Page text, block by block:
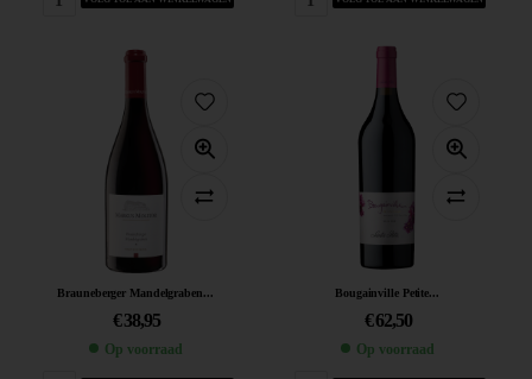
Brauneberger Mandelgraben...
€38,95
Op voorraad
Bougainville Petite...
€62,50
Op voorraad